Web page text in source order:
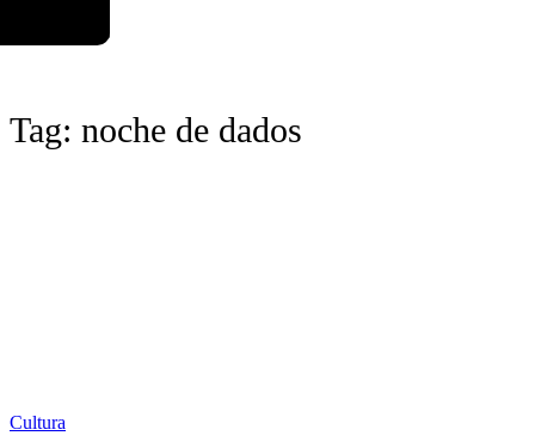
Tag: noche de dados
Cultura